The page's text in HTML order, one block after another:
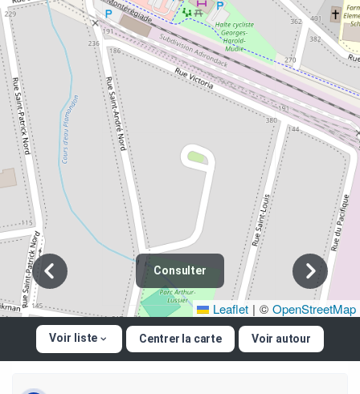
Leaflet | © OpenStreetMap
Consulter
Voir liste Centrer la carte Voir autour